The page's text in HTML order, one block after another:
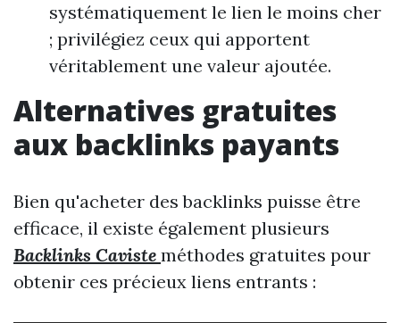
systématiquement le lien le moins cher
; privilégiez ceux qui apportent
véritablement une valeur ajoutée.
Alternatives gratuites
aux backlinks payants
Bien qu'acheter des backlinks puisse être
efficace, il existe également plusieurs
Backlinks Caviste méthodes gratuites pour
obtenir ces précieux liens entrants :